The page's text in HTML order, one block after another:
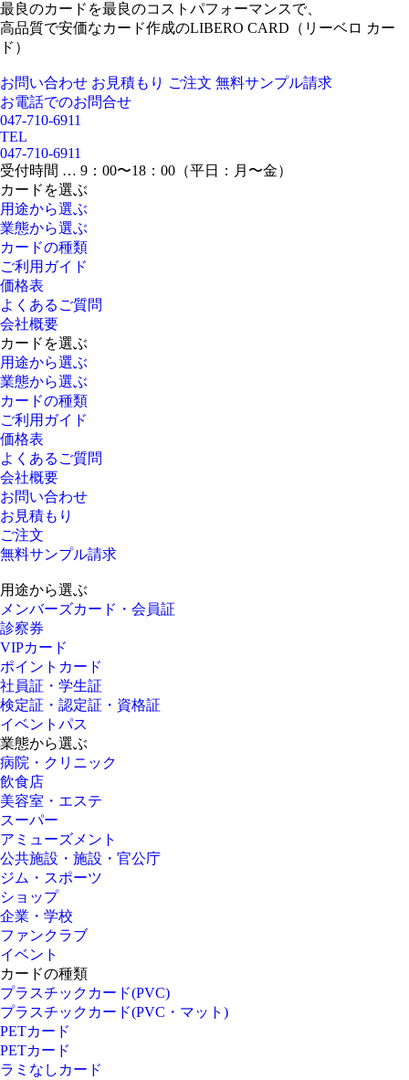
最良のカードを最良のコストパフォーマンスで、
高品質で安価なカード作成のLIBERO CARD（リーベロ カー
ド）
お問い合わせ お見積もり ご注文 無料サンプル請求
お電話でのお問合せ
047-710-6911
TEL
047-710-6911
受付時間 … 9：00〜18：00（平日：月〜金）
カードを選ぶ
用途から選ぶ
業態から選ぶ
カードの種類
ご利用ガイド
価格表
よくあるご質問
会社概要
カードを選ぶ
用途から選ぶ
業態から選ぶ
カードの種類
ご利用ガイド
価格表
よくあるご質問
会社概要
お問い合わせ
お見積もり
ご注文
無料サンプル請求
用途から選ぶ
メンバーズカード・会員証
診察券
VIPカード
ポイントカード
社員証・学生証
検定証・認定証・資格証
イベントパス
業態から選ぶ
病院・クリニック
飲食店
美容室・エステ
スーパー
アミューズメント
公共施設・施設・官公庁
ジム・スポーツ
ショップ
企業・学校
ファンクラブ
イベント
カードの種類
プラスチックカード(PVC)
プラスチックカード(PVC・マット)
PETカード
PETカード
ラミなしカード